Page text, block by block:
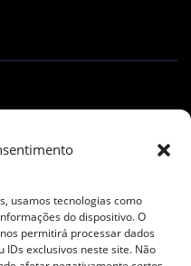
usamos tecnologias como
do dispositivo. O
permitirá processar dados
exclusivos neste site. Não
Youtube
E-
mail